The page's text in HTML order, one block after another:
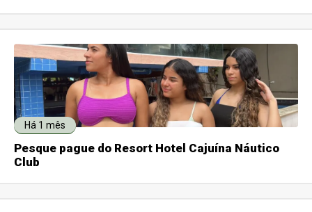
Há 1 mês
Pesque pague do Resort Hotel Cajuína Náutico
Club